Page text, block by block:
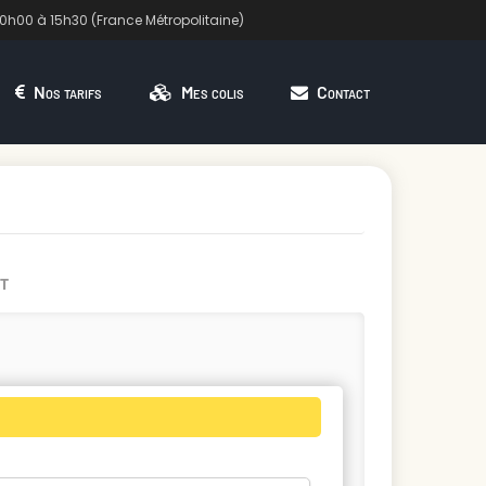
à 15h30 (France Métropolitaine)
Nos tarifs Mes colis Contact